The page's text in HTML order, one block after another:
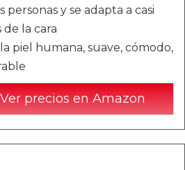
personas y se adapta a casi
de la cara
piel humana, suave, cómodo,
precios en Amazon